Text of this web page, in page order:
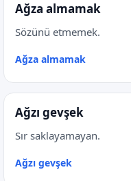
Ağza almamak
Sözünü etmemek.
Ağza almamak
Ağzı gevşek
Sır saklayamayan.
Ağzı gevşek